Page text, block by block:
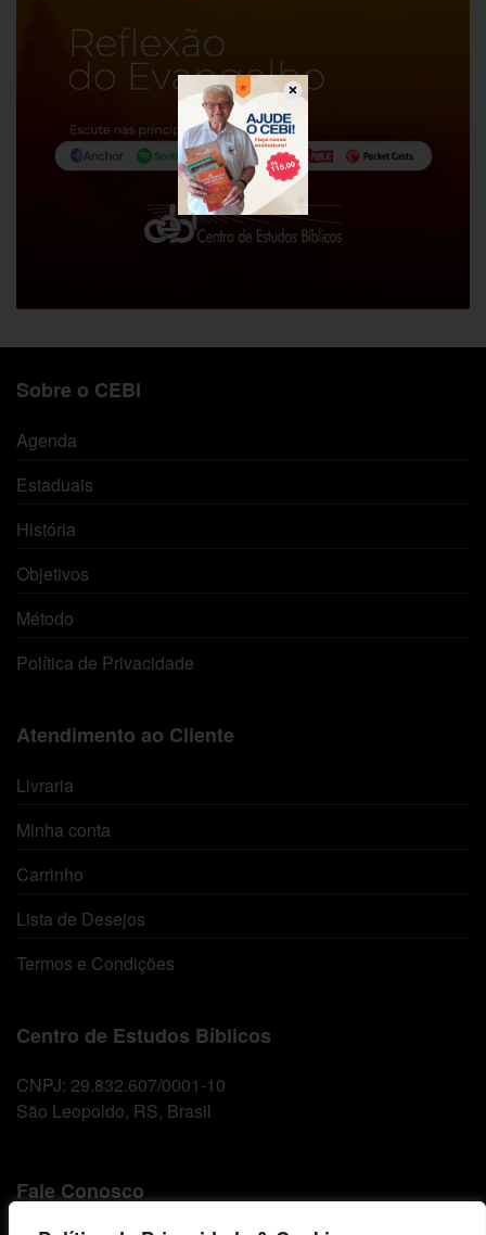
Sobre o CEBI
Agenda
Estaduais
História
Objetivos
Método
Política de Privacidade
Atendimento ao Cliente
Livraria
Minha conta
Carrinho
Lista de Desejos
Termos e Condições
Centro de Estudos Bíblicos
CNPJ: 29.832.607/0001-10
São Leopoldo, RS, Brasil
Fale Conosco